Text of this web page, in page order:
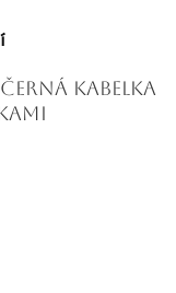
kabelka